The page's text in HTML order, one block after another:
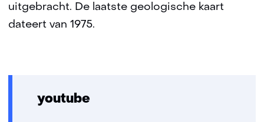
uitgebracht. De laatste geologische kaart
dateert van 1975.
youtube